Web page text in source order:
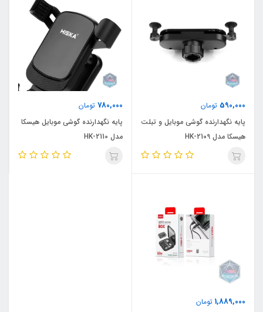
590,000 تومان
پایه نگهدارنده گوشی موبایل و تبلت
هیسکا مدل HK-2109
780,000 تومان
پایه نگهدارنده گوشی موبایل هیسکا
مدل HK-2110
1,889,000 تومان